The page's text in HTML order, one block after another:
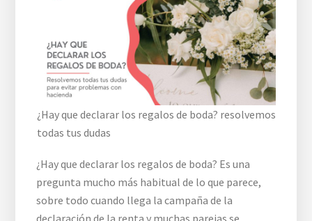
¿Hay que declarar los regalos de boda? resolvemos
todas tus dudas
¿Hay que declarar los regalos de boda? Es una
pregunta mucho más habitual de lo que parece,
sobre todo cuando llega la campaña de la